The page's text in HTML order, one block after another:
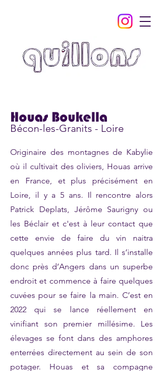
Houas Boukella
Bécon-les-Granits - Loire
Originaire des montagnes de Kabylie
où il cultivait des oliviers, Houas arrive
en France, et plus précisément en
Loire, il y a 5 ans. Il rencontre alors
Patrick Deplats, Jérôme Saurigny ou
les Béclair et c'est à leur contact que
cette envie de faire du vin naitra
quelques années plus tard. Il s’installe
donc près d’Angers dans un superbe
endroit et commence à faire quelques
cuvées pour se faire la main. C’est en
2022 qui se lance réellement en
vinifiant son premier millésime. Les
élevages se font dans des amphores
enterrées directement au sein de son
potager. Houas et sa compagne